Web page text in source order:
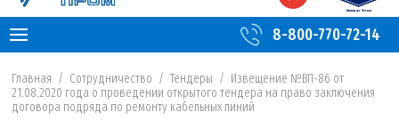
8-800-770-72-14
Главная / Сотрудничество / Тендеры / Извещение №ВП-86 от
21.08.2020 года о проведении открытого тендера на право заключения
договора подряда по ремонту кабельных линий